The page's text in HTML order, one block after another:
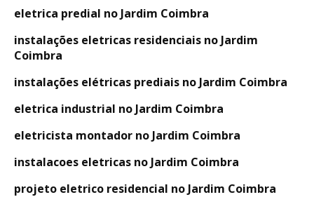
eletrica predial no Jardim Coimbra
instalações eletricas residenciais no Jardim
Coimbra
instalações elétricas prediais no Jardim Coimbra
eletrica industrial no Jardim Coimbra
eletricista montador no Jardim Coimbra
instalacoes eletricas no Jardim Coimbra
projeto eletrico residencial no Jardim Coimbra